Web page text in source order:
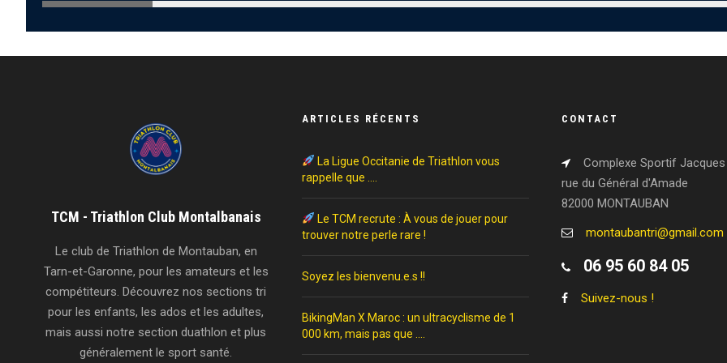
TCM - Triathlon Club Montalbanais
Le club de Triathlon de Montauban, en
Tarn-et-Garonne, pour les amateurs et les
compétiteurs. Découvrez nos sections tri
pour les enfants, les ados et les adultes,
mais aussi notre section duathlon et plus
généralement le sport santé.
ARTICLES RÉCENTS
La Ligue Occitanie de Triathlon vous
rappelle que ….
Le TCM recrute : À vous de jouer pour
trouver notre perle rare !
Soyez les bienvenu.e.s !!
BikingMan X Maroc : un ultracyclisme de 1
000 km, mais pas que ….
CONTACT
Complexe Sportif
rue du Général d'Amade
82000 MONTAUBAN
montaubantri@gmail.com
06 95 60 84 05
Suivez-nous !